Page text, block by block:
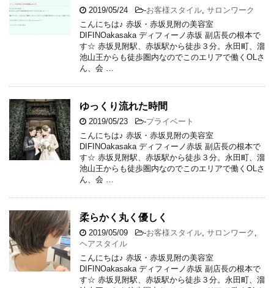
2019/05/24 -お客様スタイル, サロンワーク
こんにちは♪ 赤坂・赤坂見附の美容室
DIFINOakasaka ディフィーノ赤坂 副店長の根本で
す☆ 赤坂見附駅、赤坂駅から徒歩３分。永田町、溜
池山王からも徒歩圏内なのでこのエリアで働くOLさ
ん、会 …
ゆっくり流れた時間
2019/05/23 -プライベート
こんにちは♪ 赤坂・赤坂見附の美容室
DIFINOakasaka ディフィーノ赤坂 副店長の根本で
す☆ 赤坂見附駅、赤坂駅から徒歩３分。永田町、溜
池山王からも徒歩圏内なのでこのエリアで働くOLさ
ん、会 …
柔らかく丸く優しく
2019/05/09 -お客様スタイル, サロンワーク ,
ヘアスタイル
こんにちは♪ 赤坂・赤坂見附の美容室
DIFINOakasaka ディフィーノ赤坂 副店長の根本で
す☆ 赤坂見附駅、赤坂駅から徒歩３分。永田町、溜